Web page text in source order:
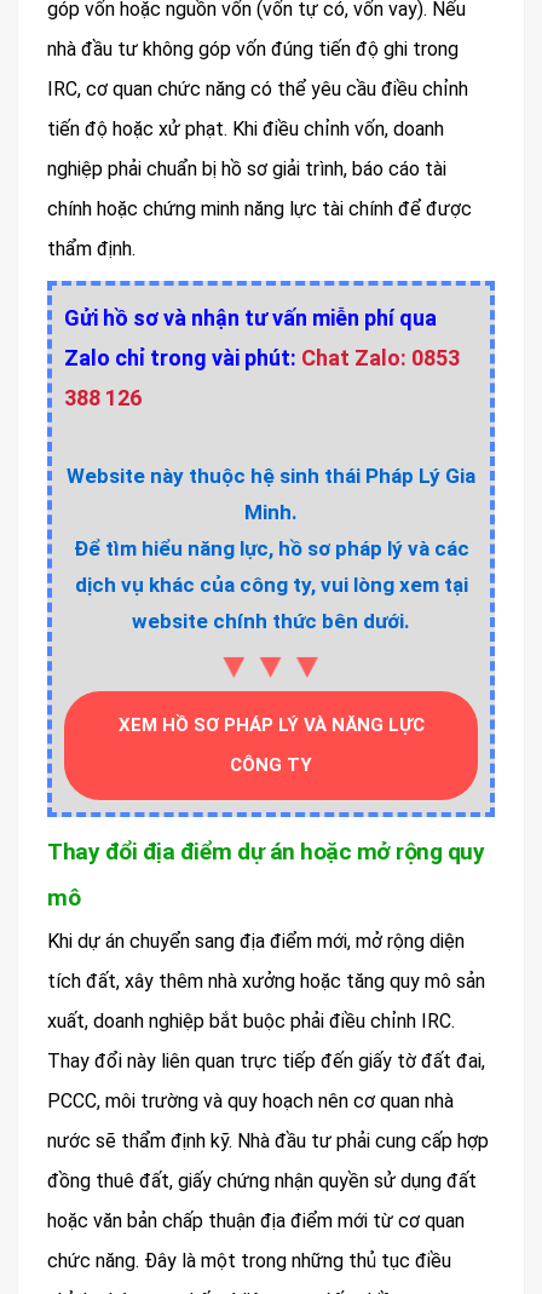
góp vốn hoặc nguồn vốn (vốn tự có, vốn vay). Nếu
nhà đầu tư không góp vốn đúng tiến độ ghi trong
IRC, cơ quan chức năng có thể yêu cầu điều chỉnh
tiến độ hoặc xử phạt. Khi điều chỉnh vốn, doanh
nghiệp phải chuẩn bị hồ sơ giải trình, báo cáo tài
chính hoặc chứng minh năng lực tài chính để được
thẩm định.
Gửi hồ sơ và nhận tư vấn miễn phí qua
Zalo chỉ trong vài phút: Chat Zalo: 0853
388 126
Website này thuộc hệ sinh thái Pháp Lý Gia
Minh.
Để tìm hiểu năng lực, hồ sơ pháp lý và các
dịch vụ khác của công ty, vui lòng xem tại
website chính thức bên dưới.
▼▼▼
XEM HỒ SƠ PHÁP LÝ VÀ NĂNG LỰC
CÔNG TY
Thay đổi địa điểm dự án hoặc mở rộng quy
mô
Khi dự án chuyển sang địa điểm mới, mở rộng diện
tích đất, xây thêm nhà xưởng hoặc tăng quy mô sản
xuất, doanh nghiệp bắt buộc phải điều chỉnh IRC.
Thay đổi này liên quan trực tiếp đến giấy tờ đất đai,
PCCC, môi trường và quy hoạch nên cơ quan nhà
nước sẽ thẩm định kỹ. Nhà đầu tư phải cung cấp hợp
đồng thuê đất, giấy chứng nhận quyền sử dụng đất
hoặc văn bản chấp thuận địa điểm mới từ cơ quan
chức năng. Đây là một trong những thủ tục điều